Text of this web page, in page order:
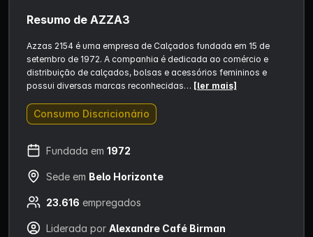
Resumo de AZZA3
Azzas 2154 é uma empresa de Calçados fundada em 15 de
setembro de 1972. A companhia é dedicada ao comércio e
distribuição de calçados, bolsas e acessórios femininos e
possui diversas marcas reconhecidas… [ler mais]
Consumo Discricionário
Fundada em 1972
Sede em Belo Horizonte
23.616 empregados
Liderada por Alexandre Café Birman